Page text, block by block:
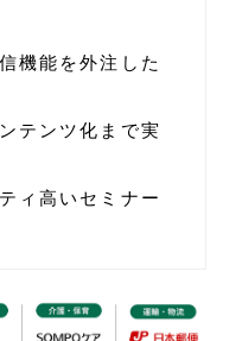
研究所
機能を外注した
テンツ化まで実
ィ高いセミナー